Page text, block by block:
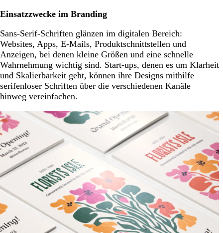
Einsatzzwecke im Branding
Sans-Serif-Schriften glänzen im digitalen Bereich:
Websites, Apps, E-Mails, Produktschnittstellen und
Anzeigen, bei denen kleine Größen und eine schnelle
Wahrnehmung wichtig sind. Start-ups, denen es um Klarheit
und Skalierbarkeit geht, können ihre Designs mithilfe
serifenloser Schriften über die verschiedenen Kanäle
hinweg vereinfachen.